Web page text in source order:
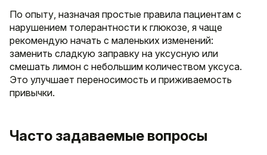
По опыту, назначая простые правила пациентам с
нарушением толерантности к глюкозе, я чаще
рекомендую начать с маленьких изменений:
заменить сладкую заправку на уксусную или
смешать лимон с небольшим количеством уксуса.
Это улучшает переносимость и приживаемость
привычки.
Часто задаваемые вопросы